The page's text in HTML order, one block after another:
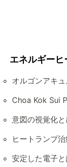
エネルギー
オルゴンアキ
Choa Kok Sui
意図の視覚化
ヒートランプ治
安定した電子